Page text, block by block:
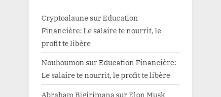
Cryptoalaune surEducation
Financière: Le salaire te nourrit, le
profit te libère
Nouhoumon surEducation Financière:
Le salaire te nourrit, le profit te libère
Abraham Bigirimana surElon Musk